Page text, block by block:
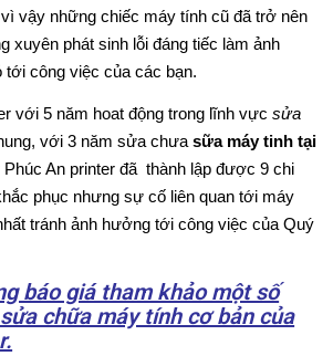
vậy những chiếc máy tính cũ đã trở nên
xuyên phát sinh lỗi đáng tiếc làm ảnh
tới công việc của các bạn.
với 5 năm hoat động trong lĩnh vựcsửa
với 3 năm sửa chưasữa máy tinh tại
An printer đã thành lập được 9 chi
phục nhưng sự cố liên quan tới máy
tránh ảnh hưởng tới công việc của Quý
báo giá tham khảo một số
chữa máy tính cơ bản của